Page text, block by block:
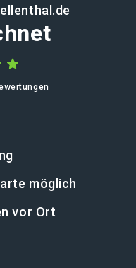
möglich
vor Ort